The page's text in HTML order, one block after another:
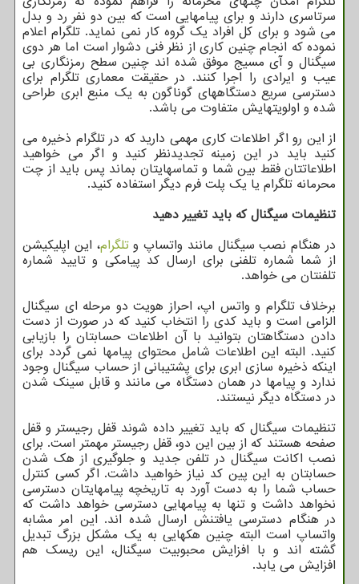
سرتاسری دارند و برای پیامهایی است که بین دو نفر رد و بدل
می شود و برای کل افراد یک گروه کار نمی نماید. تلگرام اعلام
نموده که انجام چنین کاری از نظر فنی دشوار است اما هر دوی
سیگنال و آی مسیج موفق شده اند چنین سطح رمزنگاری بی
عیب و ایرادی را اجرا کنند. در حقیقت معماری تلگرام برای
دسترسی سریع دستگاههای گوناگون به یک منبع ابری طراحی
شده و اولویتهایش متفاوت می باشد.
از این رو اگر اطلاعات کاری مهمی دارید که در تلگرام ذخیره می
کنید باید در این زمینه تجدیدنظر کنید و اگر می خواهید
اطلاعاتتان فقط بین شما و تماسهایتان بماند پس باید از چت
محرمانه تلگرام یا یک پلت فرم دیگر استفاده کنید.
تنظیمات سیگنال که باید تغییر دهید
در هنگام نصب سیگنال مانند واتساپ وتلگرام، این اپلیکیشن
از شما شماره تلفنی برای ارسال کد پیامکی و تایید شماره
تلفنتان می خواهد.
برخلاف تلگرام و واتس اپ، احراز هویت دو مرحله ای سیگنال
الزامی است و باید کدی را انتخاب کنید که در صورت از دست
دادن دستگاهتان بتوانید با آن اطلاعات حسابتان را بازیابی
کنید. البته این اطلاعات شامل محتوای پیامها نمی گردد برای
اینکه ذخیره سازی ابری برای پشتیبانی از حساب سیگنال وجود
ندارد و پیامها در همان دستگاه می مانند و قابل سینک شدن
در دستگاه دیگر نیستند.
تنظیمات سیگنال که باید تغییر داده شوند قفل رجیستر و قفل
صفحه هستند که از بین این دو، قفل رجیستر مهمتر است. برای
نصب اکانت سیگنال در تلفن جدید و جلوگیری از هک شدن
حسابتان به این پین کد نیاز خواهید داشت. اگر کسی کنترل
حساب شما را به دست آورد به تاریخچه پیامهایتان دسترسی
نخواهد داشت و تنها به پیامهایی دسترسی خواهد داشت که
در هنگام دسترسی یافتنش ارسال شده اند. این امر مشابه
واتساپ است البته چنین هکهایی به یک مشکل بزرگ تبدیل
گشته اند و با افزایش محبوبیت سیگنال، این ریسک هم
افزایش می یابد.